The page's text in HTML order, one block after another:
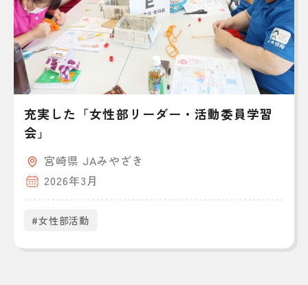
充実した「女性部リーダー・活動委員学習
会」
宮崎県 JAみやざき
2026年3月
#女性部活動